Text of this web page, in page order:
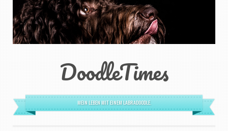
DoodleTimes
MEIN LEBEN MIT EINEM LABRADOODLE.